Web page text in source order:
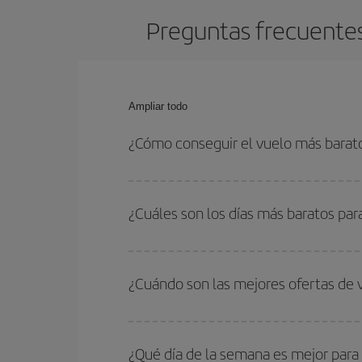
Preguntas
Ampliar todo
¿Cómo conseguir el vuelo más
con las fechas y horarios de ida y vuelta.
¿Cuáles son los días más baratos
quieres ir y en qué fechas habías pensado
para que puedas encontrar la mejor oferta.
¿Cuándo son las mejores ofertas de
periodos de vacaciones escolares son
¿Qué día de la semana es mejor